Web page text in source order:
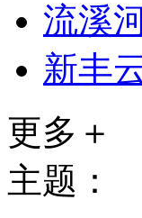
流溪
新丰
更多＋
主题：